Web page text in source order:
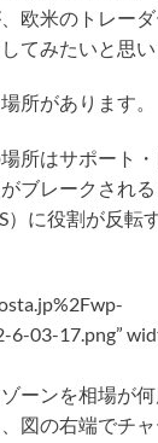
欧米のトレー
てみたいと思い
所があります。
所はサポート
ブレークされ
に役割が反
03-17.png”
ーンを相場が
図の右端でチ